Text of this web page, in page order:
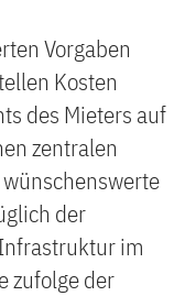
Vorgaben
Kosten
des Mieters auf
zentralen
der
im
zufolge der